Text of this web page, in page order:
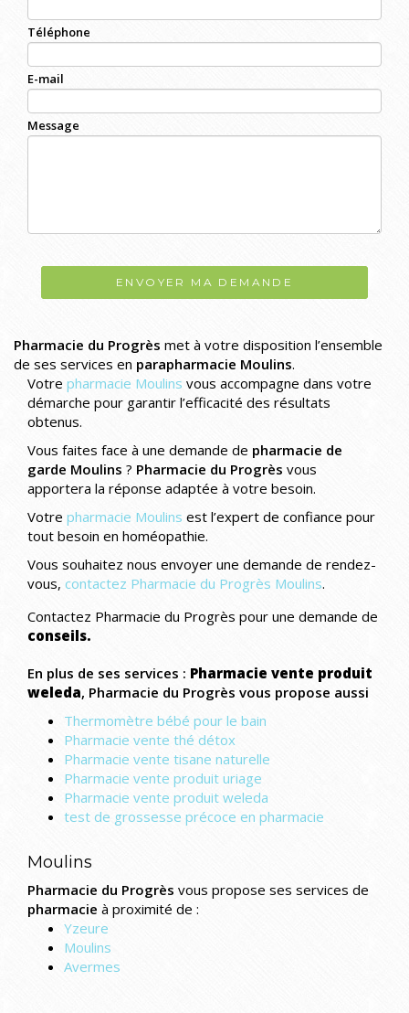
Téléphone
E-mail
Message
ENVOYER MA DEMANDE
Pharmacie du Progrès met à votre disposition l’ensemble
de ses services en parapharmacie Moulins.
Votre pharmacie Moulins vous accompagne dans votre
démarche pour garantir l’efficacité des résultats
obtenus.
Vous faites face à une demande de pharmacie de
garde Moulins ? Pharmacie du Progrès vous
apportera la réponse adaptée à votre besoin.
Votre pharmacie Moulins est l’expert de confiance pour
tout besoin en homéopathie.
Vous souhaitez nous envoyer une demande de rendez-
vous, contactez Pharmacie du Progrès Moulins.
Contactez Pharmacie du Progrès pour une demande de
conseils.
En plus de ses services : Pharmacie vente produit
weleda, Pharmacie du Progrès vous propose aussi
Thermomètre bébé pour le bain
Pharmacie vente thé détox
Pharmacie vente tisane naturelle
Pharmacie vente produit uriage
Pharmacie vente produit weleda
test de grossesse précoce en pharmacie
Moulins
Pharmacie du Progrès vous propose ses services de
pharmacie à proximité de :
Yzeure
Moulins
Avermes